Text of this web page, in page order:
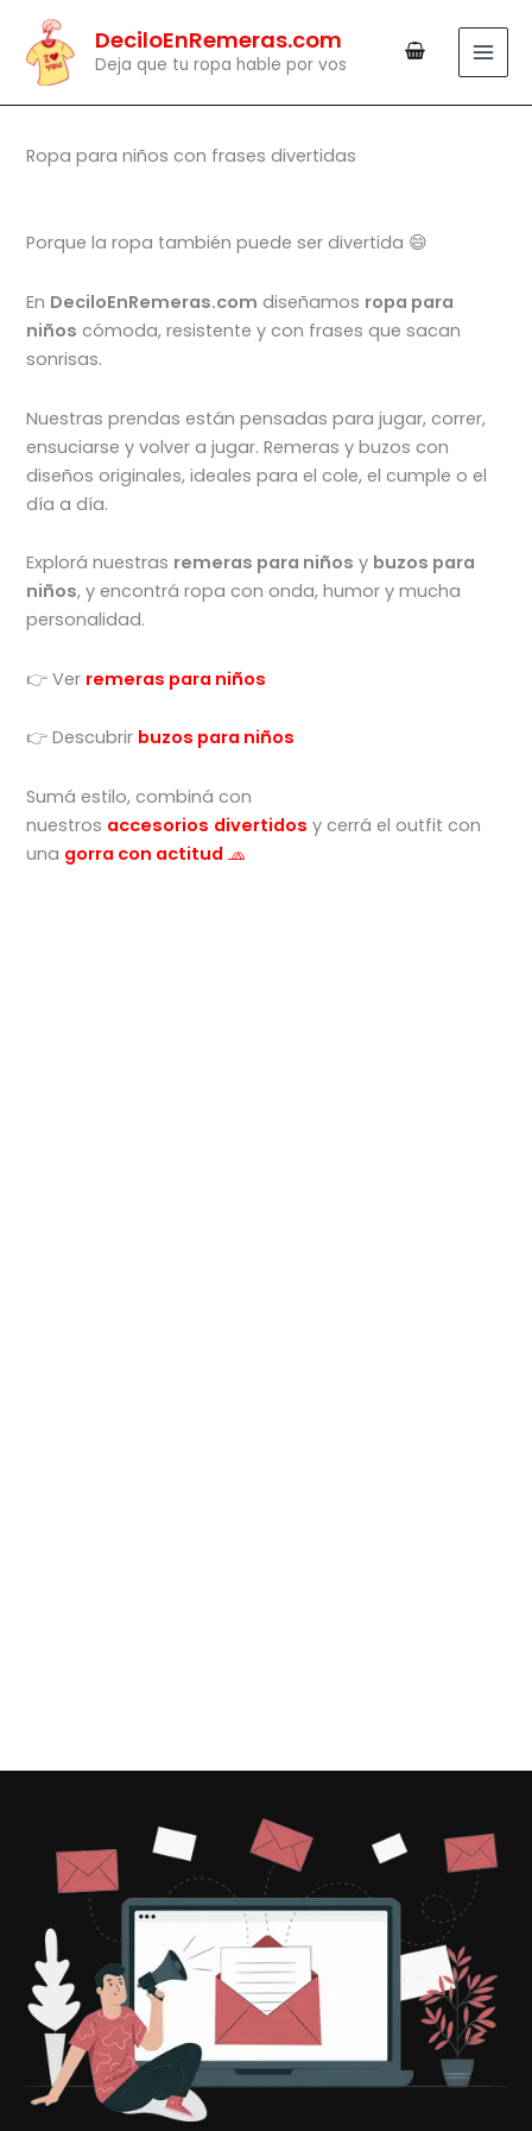
contenido
DeciloEnRemeras.com
Deja que tu ropa hable por vos
Ropa para niños con frases divertidas
Porque la ropa también puede ser divertida 😄
En DeciloEnRemeras.com diseñamos ropa para
niños cómoda, resistente y con frases que sacan
sonrisas.
Nuestras prendas están pensadas para jugar, correr,
ensuciarse y volver a jugar. Remeras y buzos con
diseños originales, ideales para el cole, el cumple o el
día a día.
Explorá nuestras remeras para niños y buzos para
niños, y encontrá ropa con onda, humor y mucha
personalidad.
👉 Ver remeras para niños
👉 Descubrir buzos para niños
Sumá estilo, combiná con
nuestros accesorios divertidos y cerrá el outfit con
una gorra con actitud 🧢